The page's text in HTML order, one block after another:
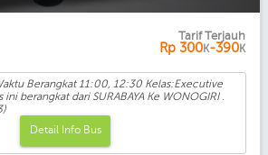
Tarif Terjauh
Rp 300K-390K
Berangkat 11:00, 12:30 Kelas:Executive
berangkat dari SURABAYA Ke WONOGIRI .
Detail Info Bus